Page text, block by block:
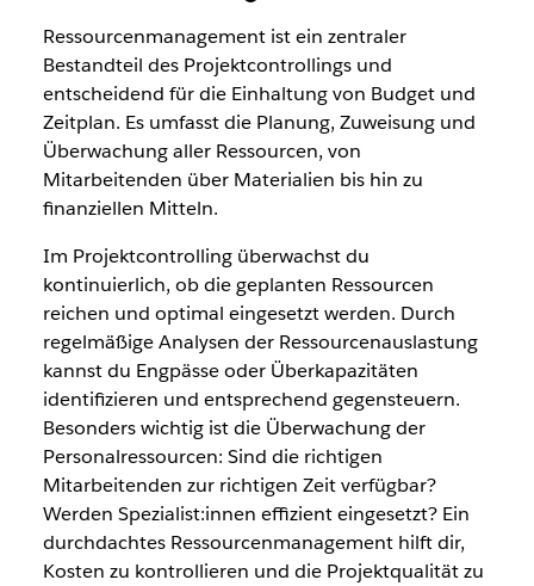
Ressourcenmanagement ist ein zentraler
Bestandteil des Projektcontrollings und
entscheidend für die Einhaltung von Budget und
Zeitplan. Es umfasst die Planung, Zuweisung und
Überwachung aller Ressourcen, von
Mitarbeitenden über Materialien bis hin zu
finanziellen Mitteln.
Im Projektcontrolling überwachst du
kontinuierlich, ob die geplanten Ressourcen
reichen und optimal eingesetzt werden. Durch
regelmäßige Analysen der Ressourcenauslastung
kannst du Engpässe oder Überkapazitäten
identifizieren und entsprechend gegensteuern.
Besonders wichtig ist die Überwachung der
Personalressourcen: Sind die richtigen
Mitarbeitenden zur richtigen Zeit verfügbar?
Werden Spezialist:innen effizient eingesetzt? Ein
durchdachtes Ressourcenmanagement hilft dir,
Kosten zu kontrollieren und die Projektqualität zu